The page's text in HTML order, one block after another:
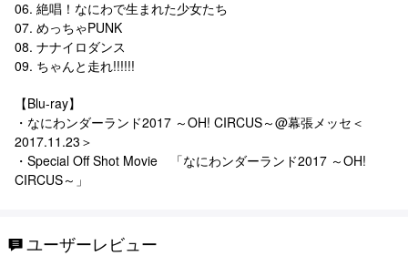
06. 絶唱！なにわで生まれた少女たち
07. めっちゃPUNK
08. ナナイロダンス
09. ちゃんと走れ!!!!!!
【Blu-ray】
・なにわンダーランド2017 ～OH! CIRCUS～@幕張メッセ＜
2017.11.23＞
・Special Off Shot Movie 「なにわンダーランド2017 ～OH!
CIRCUS～」
ユーザーレビュー